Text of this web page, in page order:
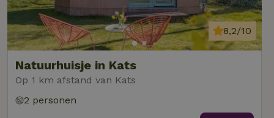
Natuurhuisje in Kats
Op 1 km afstand van Kats
8,2/10
2 personen